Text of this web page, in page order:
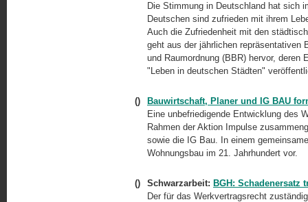
Die Stimmung in Deutschland hat sich
Deutschen sind zufrieden mit ihrem
Auch die Zufriedenheit mit den
geht aus der jährlichen repräsentativen
und Raumordnung (BBR) hervor, deren
"Leben in deutschen Städten"
()
Bauwirtschaft, Planer und IG BAU
Eine unbefriedigende Entwicklung des
Rahmen der Aktion Impulse
sowie die IG Bau. In einem
Wohnungsbau im 21. Jahrhundert vor.
() Schwarzarbeit: BGH: Schadenersatz
Der für das Werkvertragsrecht